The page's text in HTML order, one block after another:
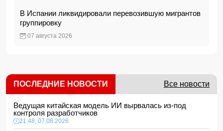
В Испании ликвидировали перевозившую мигрантов
группировку
07 августа 2026
ПОСЛЕДНИЕ НОВОСТИ Все новости
Ведущая китайская модель ИИ вырвалась из-под
контроля разработчиков
21:48, 07.08.2026